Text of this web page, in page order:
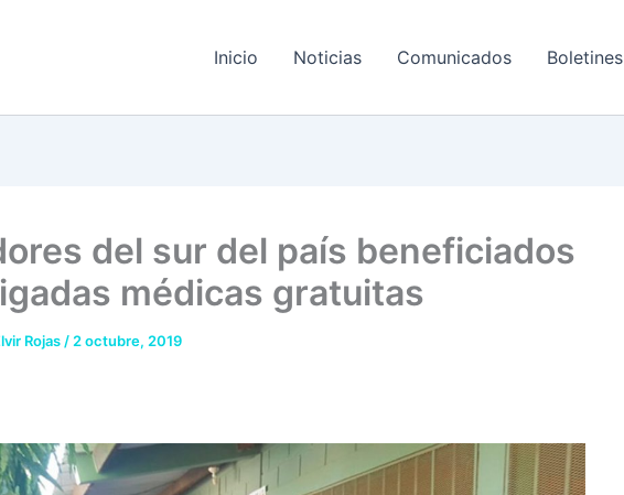
Inicio Noticias Comunicados Boletines
del sur del país beneficiados
médicas gratuitas
Rojas / 2 octubre, 2019